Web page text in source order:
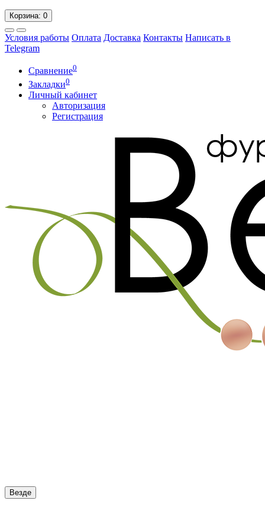
Корзина: 0
Условия работы Оплата Доставка Контакты Написать в
Telegram
Сравнение0
Закладки0
Личный кабинет
Авторизация
Регистрация
Везде